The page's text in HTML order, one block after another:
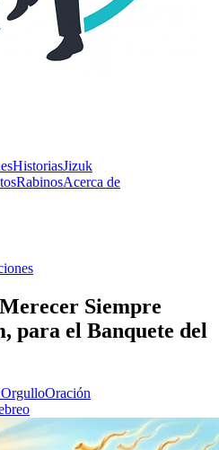
HistoriasJizuk
RabinosAcerca de
Siempre
para el Banquete del
OrgulloOración